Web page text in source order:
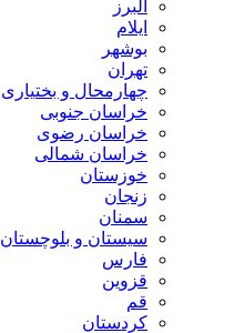
البرز
ایلام
بوشهر
تهران
چهارمحال و بختیاری
خراسان جنوبی
خراسان رضوی
خراسان شمالی
خوزستان
زنجان
سمنان
سیستان و بلوچستان
فارس
قزوین
قم
کردستان